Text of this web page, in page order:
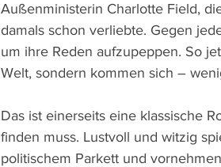
Außenministerin Charlotte Field,
damals schon verliebte. Gegen
um ihre Reden aufzupeppen. So
Welt, sondern kommen sich –
Das ist einerseits eine klassische
finden muss. Lustvoll und witzig
politischem Parkett und